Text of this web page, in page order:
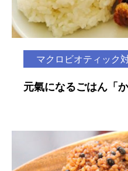
マクロビオティック
元氣になるごはん「